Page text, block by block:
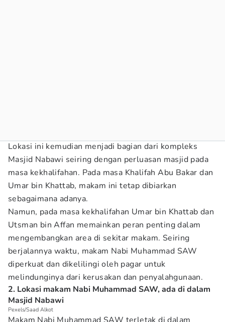
Lokasi ini kemudian menjadi bagian dari kompleks
Masjid Nabawi seiring dengan perluasan masjid pada
masa kekhalifahan. Pada masa Khalifah Abu Bakar dan
Umar bin Khattab, makam ini tetap dibiarkan
sebagaimana adanya.
Namun, pada masa kekhalifahan Umar bin Khattab dan
Utsman bin Affan memainkan peran penting dalam
mengembangkan area di sekitar makam. Seiring
berjalannya waktu, makam Nabi Muhammad SAW
diperkuat dan dikelilingi oleh pagar untuk
melindunginya dari kerusakan dan penyalahgunaan.
2. Lokasi makam Nabi Muhammad SAW, ada di dalam
Masjid Nabawi
Pexels/Saad Alkot